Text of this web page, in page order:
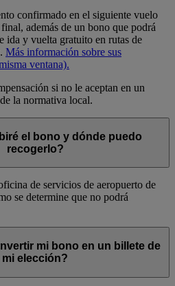
confirmado en el siguiente vuelo
además de un bono que podrá
ida y vuelta gratuito en rutas de
Más información sobre sus
ventana).
si no le aceptan en un
la normativa local.
el bono y dónde puedo
recogerlo?
de servicios de aeropuerto de
se determine que no podrá
mi bono en un billete de
mi elección?